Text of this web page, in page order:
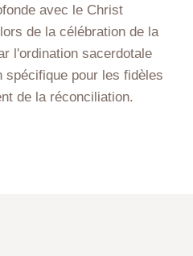
avec le Christ
de la célébration de la
l'ordination sacerdotale
spécifique pour les fidèles
de la réconciliation.